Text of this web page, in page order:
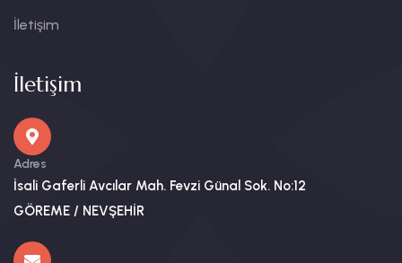
İletişim
İletişim
Adres
İsali Gaferli Avcılar Mah. Fevzi Günal Sok. No:12
GÖREME / NEVŞEHİR